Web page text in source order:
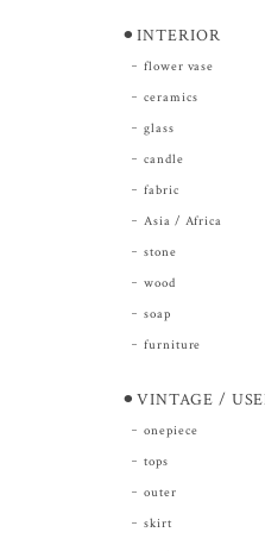
⚫︎INTERIOR
flower vase
ceramics
glass
candle
fabric
Asia / Africa
stone
wood
soap
furniture
⚫︎VINTAGE /
onepiece
tops
outer
skirt